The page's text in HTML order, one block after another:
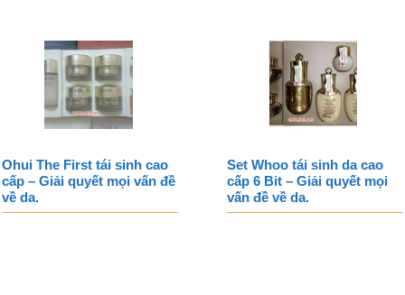
Ohui The First tái sinh cao
cấp – Giải quyết mọi vấn đề
về da.
Set Whoo tái sinh da cao
cấp 6 Bit – Giải quyết mọi
vấn đề về da.